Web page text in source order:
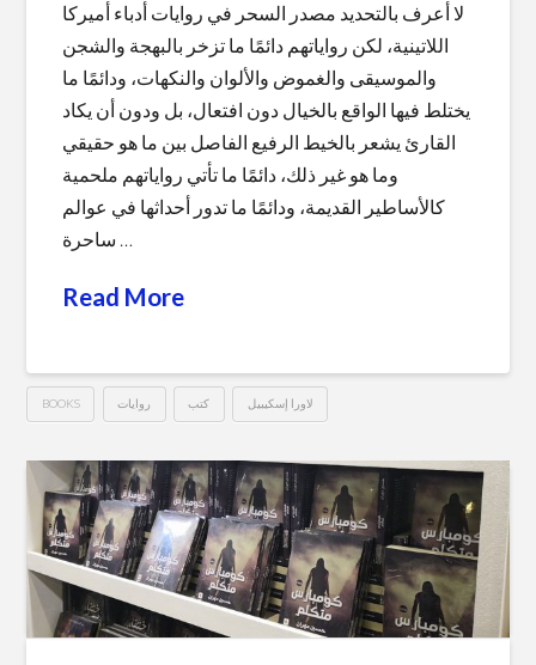
لا أعرف بالتحديد مصدر السحر في روايات أدباء أميركا
اللاتينية، لكن رواياتهم دائمًا ما تزخر بالبهجة والشجن
والموسيقى والغموض والألوان والنكهات، ودائمًا ما
يختلط فيها الواقع بالخيال دون افتعال، بل ودون أن يكاد
القارئ يشعر بالخيط الرفيع الفاصل بين ما هو حقيقي
وما هو غير ذلك، دائمًا ما تأتي رواياتهم ملحمية
كالأساطير القديمة، ودائمًا ما تدور أحداثها في عوالم
ساحرة …
Read More
BOOKS روايات كتب لاورا إسكيبيل
للشوكولاتة
–
لاورا
إسكيبيل02.06.2019